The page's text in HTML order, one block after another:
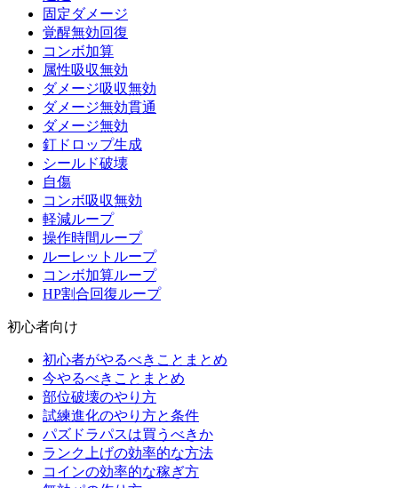
固定ダメージ
覚醒無効回復
コンボ加算
属性吸収無効
ダメージ吸収無効
ダメージ無効貫通
ダメージ無効
釘ドロップ生成
シールド破壊
自傷
コンボ吸収無効
軽減ループ
操作時間ループ
ルーレットループ
コンボ加算ループ
HP割合回復ループ
初心者向け
初心者がやるべきことまとめ
今やるべきことまとめ
部位破壊のやり方
試練進化のやり方と条件
パズドラパスは買うべきか
ランク上げの効率的な方法
コインの効率的な稼ぎ方